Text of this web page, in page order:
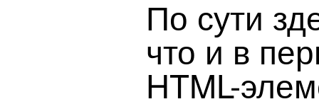
По сути
что и в
HTML-